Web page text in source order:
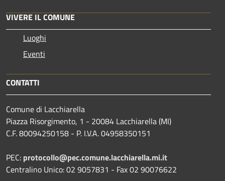
VIVERE IL COMUNE
Luoghi
Eventi
CONTATTI
Comune di Lacchiarella
Piazza Risorgimento, 1 - 20084 Lacchiarella (MI)
C.F. 80094250158 - P. I.V.A. 04958350151
PEC: protocollo@pec.comune.lacchiarella.mi.it
Centralino Unico: 02 9057831 - Fax 02 90076622